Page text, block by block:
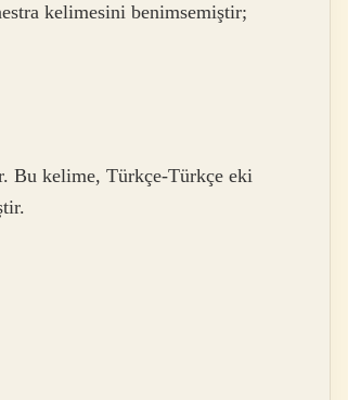
kelimesini benimsemiştir;
Bu kelime, Türkçe-Türkçe eki